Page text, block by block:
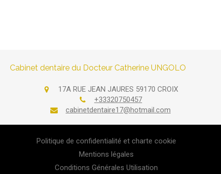
Cabinet dentaire du Docteur Catherine UNGOLO
17A RUE JEAN JAURES 59170 CROIX
+33320750457
cabinetdentaire17@hotmail.com
Politique de confidentialité et charte cookie
Mentions légales
Conditions Générales Utilisation